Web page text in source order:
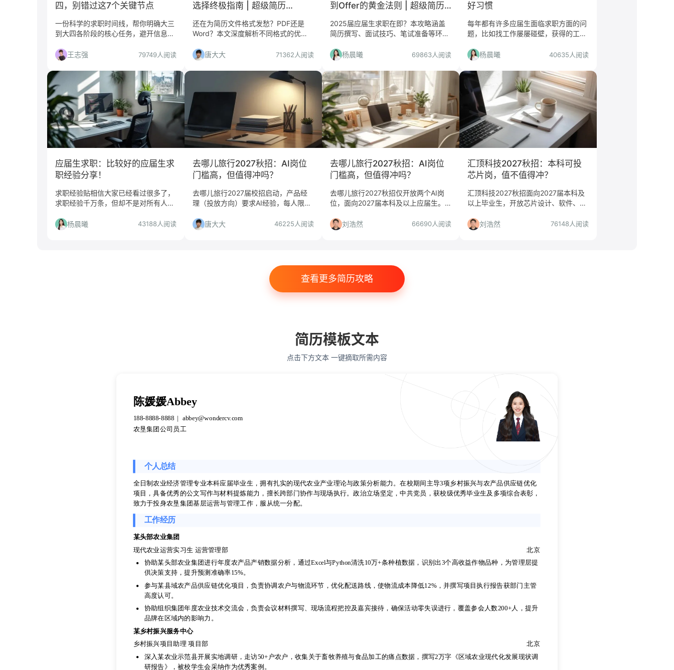
四，别错过这7个关键节点
一份科学的求职时间线，帮你明确大三
到大四各阶段的核心任务，避开信息差
现高效上岸。
王志强 79749人阅读
选择终极指南 | 超级简历
还在为简历文件格式发愁？PDF还是
Word？本文深度解析不同格式的优
好感度，顺利斩获面试机会！更有超级
简历WonderCV一键转换功能，让你的
简历完美呈现。
唐大大 71362人阅读
到Offer的黄金法则 | 超级简历
2025届应届生求职在即？本攻略涵盖
简历撰写、面试技巧、笔试准备等环
更有超级简历WonderCV工具加持，求
职快人一步！
杨晨曦 69863人阅读
好习惯
每年都有许多应届生面临求职方面的问
题，比如找工作屡屡碰壁，获得的工作
多时候你欠缺的只是细节方面的问题，
今天超级简历Abbey就给大家谈谈帮助
应届生求职成功的五个好习惯，帮助各
位应届生同学更顺利地找到理想的工
作。
杨晨曦 40635人阅读
应届生求职：比较好的应届生求
职经验分享！
求职经验贴相信大家已经看过很多了，
求职经验千万条，但却不是对所有人都
市场中数量广大但是处境“独特”的应届
生的求职技巧和经验。
杨晨曦 43188人阅读
去哪儿旅行2027秋招：AI岗位
门槛高，但值得冲吗？
去哪儿旅行2027届校招启动，产品经
理（投放方向）要求AI经验，每人限投
人群、投递风险，帮你判断是否值得
投。
唐大大 46225人阅读
去哪儿旅行2027秋招：AI岗位
门槛高，但值得冲吗？
去哪儿旅行2027秋招仅开放两个AI岗
位，面向2027届本科及以上应届生。
合人群等角度深度解读，帮你判断是否
值得投递。
刘浩然 66690人阅读
汇顶科技2027秋招：本科可投
芯片岗，值不值得冲？
汇顶科技2027秋招面向2027届本科及
以上毕业生，开放芯片设计、软件、算
覆盖深圳、上海、成都、武汉。本文从
技术成长与职业发展角度，结合公司行
刘浩然 76148人阅读
查看更多简历攻略
简历模板文本
点击下方文本 一键摘取所需内容
陈媛媛Abbey
188-8888-8888
abbey@wondercv.com
农垦集团公司员工
个人总结
全日制农业经济管理专业本科应届毕业生，拥有扎实的现代农业产业理论与政策分析能力。在校期间主导3项乡村振兴与农产品供应链优化
项目，具备优秀的公文写作与材料提炼能力，擅长跨部门协作与现场执行。政治立场坚定，中共党员，获校级优秀毕业生及多项综合表彰，
致力于投身农垦集团基层运营与管理工作，服从统一分配。
工作经历
某头部农业集团
现代农业运营实习生 运营管理部
北京
协助某头部农业集团进行年度农产品产销数据分析，通过Excel与Python清洗10万+条种植数据，识别出3个高收益作物品种，为管理层提
供决策支持，提升预测准确率15%。
参与某县域农产品供应链优化项目，负责协调农户与物流环节，优化配送路线，使物流成本降低12%，并撰写项目执行报告获部门主管
高度认可。
协助组织集团年度农业技术交流会，负责会议材料撰写、现场流程把控及嘉宾接待，确保活动零失误进行，覆盖参会人数200+人，提升
品牌在区域内的影响力。
某乡村振兴服务中心
乡村振兴项目助理 项目部
北京
深入某农业示范县开展实地调研，走访50+户农户，收集关于畜牧养殖与食品加工的痛点数据，撰写2万字《区域农业现代化发展现状调
研报告》，被校学生会采纳作为优秀案例。
农垦集团公司员工
个人总结
全日制农业经济管理专业本科应届毕业生，拥有扎实的现代农业产业理论与政策分析能力。在校期间主导3项乡村振兴与农产品供应链优化
项目，具备优秀的公文写作与材料提炼能力，擅长跨部门协作与现场执行。政治立场坚定，中共党员，获校级优秀毕业生及多项综合表彰，
致力于投身农垦集团基层运营与管理工作，服从统一分配。
工作经历
某头部农业集团
现代农业运营实习生 运营管理部 北京
协助某头部农业集团进行年度农产品产销数据分析，通过Excel与Python清洗10万+条种植数据，识别出3个高收益作物品种，为管理层提
供决策支持，提升预测准确率15%。
参与某县域农产品供应链优化项目，负责协调农户与物流环节，优化配送路线，使物流成本降低12%，并撰写项目执行报告获部门主管
高度认可。
协助组织集团年度农业技术交流会，负责会议材料撰写、现场流程把控及嘉宾接待，确保活动零失误进行，覆盖参会人数200+人，提升
品牌在区域内的影响力。